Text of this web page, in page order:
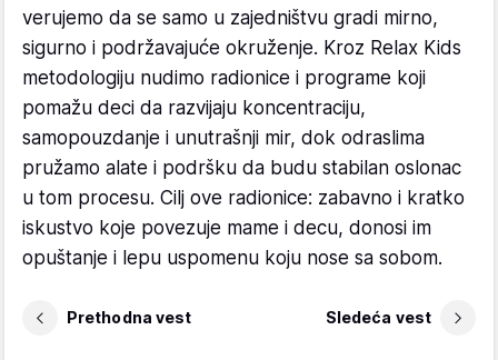
verujemo da se samo u zajedništvu gradi mirno,
sigurno i podržavajuće okruženje. Kroz Relax Kids
metodologiju nudimo radionice i programe koji
pomažu deci da razvijaju koncentraciju,
samopouzdanje i unutrašnji mir, dok odraslima
pružamo alate i podršku da budu stabilan oslonac
u tom procesu. Cilj ove radionice: zabavno i kratko
iskustvo koje povezuje mame i decu, donosi im
opuštanje i lepu uspomenu koju nose sa sobom.
Prethodna vest Sledeća vest